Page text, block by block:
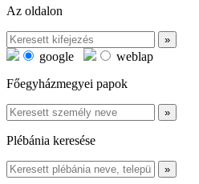
Az oldalon
google
weblap
Főegyházmegyei papok
Plébánia keresése